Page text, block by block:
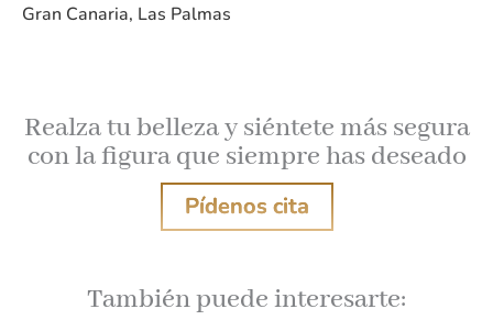
Gran Canaria, Las Palmas
Realza tu belleza y siéntete más segura
con la figura que siempre has deseado
Pídenos cita
También puede interesarte: